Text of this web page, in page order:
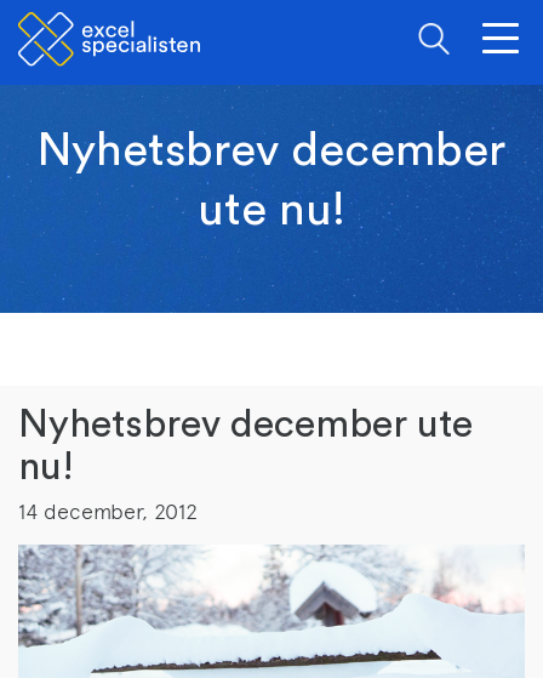
Nyhetsbrev december
ute nu!
Nyhetsbrev december ute
nu!
14 december, 2012